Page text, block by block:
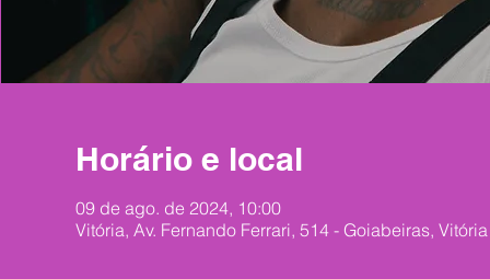
Horário e local
09 de ago. de 2024, 10:00
Vitória, Av. Fernando Ferrari, 514 - Goiabeiras,